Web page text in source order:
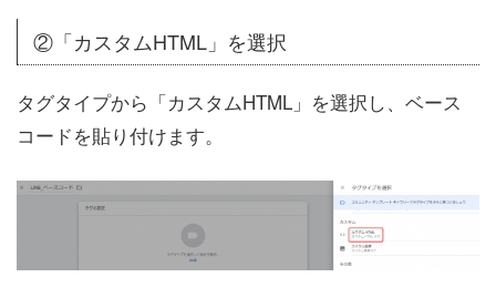
②「カスタムHTML」を選択
タグタイプから「カスタムHTML」を選択し、ベース
コードを貼り付けます。